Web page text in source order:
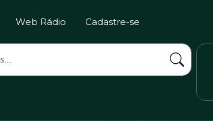
Web Rádio Cadastre-se